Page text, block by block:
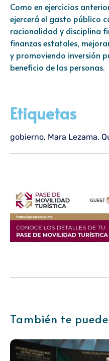
Como en ejercicios
ejercerá el gasto público
racionalidad y disciplina
finanzas estatales,
y promoviendo inversión
beneficio de las personas.
Etiquetas
gobierno, Mara Lezama,
También te